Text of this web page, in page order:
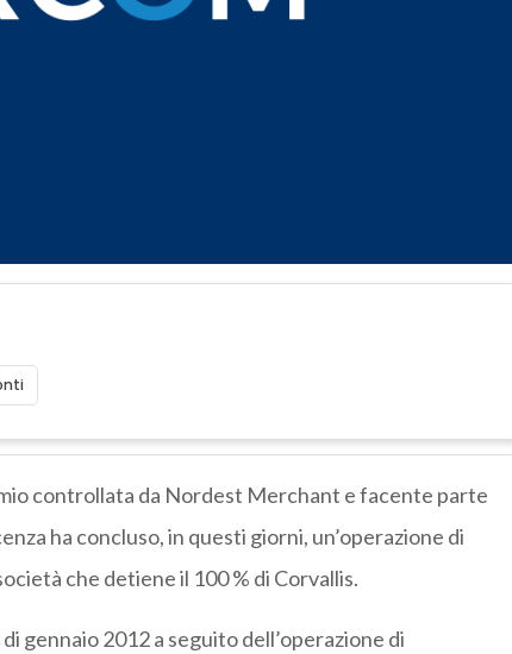
controllata da Nordest Merchant e facente parte
ha concluso, in questi giorni, un’operazione di
che detiene il 100 % di Corvallis.
gennaio 2012 a seguito dell’operazione di